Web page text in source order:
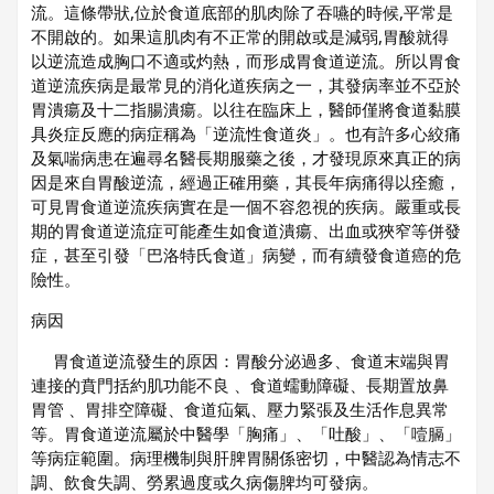
流。這條帶狀,位於食道底部的肌肉除了吞嚥的時候,平常是
不開啟的。如果這肌肉有不正常的開啟或是減弱,胃酸就得
以逆流造成胸口不適或灼熱，而形成胃食道逆流。所以胃食
道逆流疾病是最常見的消化道疾病之一，其發病率並不亞於
胃潰瘍及十二指腸潰瘍。以往在臨床上，醫師僅將食道黏膜
具炎症反應的病症稱為「逆流性食道炎」。也有許多心絞痛
及氣喘病患在遍尋名醫長期服藥之後，才發現原來真正的病
因是來自胃酸逆流，經過正確用藥，其長年病痛得以痊癒，
可見胃食道逆流疾病實在是一個不容忽視的疾病。嚴重或長
期的胃食道逆流症可能產生如食道潰瘍、出血或狹窄等併發
症，甚至引發「巴洛特氏食道」病變，而有續發食道癌的危
險性。
病因
胃食道逆流發生的原因：胃酸分泌過多、食道末端與胃
連接的賁門括約肌功能不良 、食道蠕動障礙、長期置放鼻
胃管 、胃排空障礙、食道疝氣、壓力緊張及生活作息異常
等。胃食道逆流屬於中醫學「胸痛」、「吐酸」、「噎膈」
等病症範圍。病理機制與肝脾胃關係密切，中醫認為情志不
調、飲食失調、勞累過度或久病傷脾均可發病。